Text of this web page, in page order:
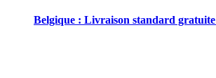
Belgique : Livraison standard gratuite